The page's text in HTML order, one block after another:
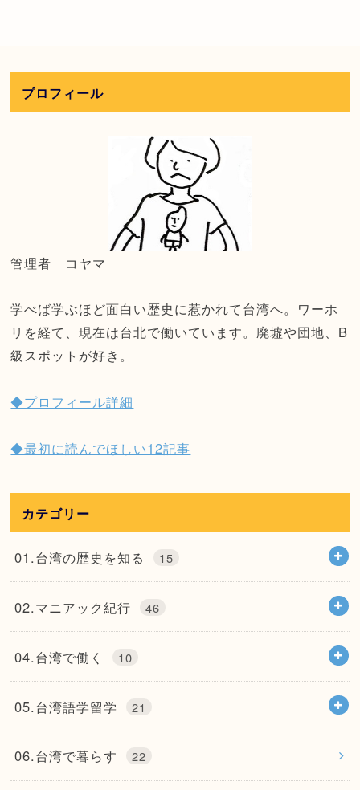
プロフィール
管理者 コヤマ
学べば学ぶほど面白い歴史に惹かれて台湾へ。ワーホ
リを経て、現在は台北で働いています。廃墟や団地、B
級スポットが好き。
◆プロフィール詳細
◆最初に読んでほしい12記事
カテゴリー
01.台湾の歴史を知る 15
02.マニアック紀行 46
04.台湾で働く 10
05.台湾語学留学 21
06.台湾で暮らす 22